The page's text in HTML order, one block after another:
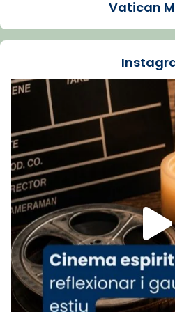
La Carmina va patir
dos mesos, a l'Estadi
Recupera l'entrevista
tican News 👇
www.vaticannews.va/es/
07/carmina-historia-
espana-testimoni...
Foto
View on Facebook · Share
Arquebisbat de
1 week ago
«Avui les santes Juliana
Vatican